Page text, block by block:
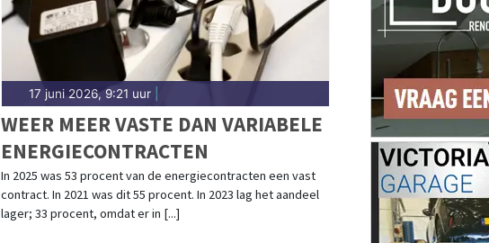
17 juni 2026, 9:21 uur|
WEER MEER VASTE DAN VARIABELE
ENERGIECONTRACTEN
In 2025 was 53 procent van de energiecontracten een vast
contract. In 2021 was dit 55 procent. In 2023 lag het aandeel
lager; 33 procent, omdat er in [...]